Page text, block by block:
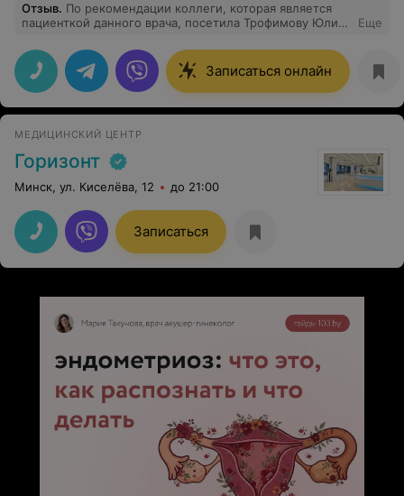
Отзыв. По рекомендации коллеги, которая является
пациенткой данного врача, посетила Трофимову Юлию
боялась- не нашли) Доктор тщательно осмотрела
кожу, и обратила внимание на те дефекты, которые я
списывала просто на недостаточный уход, хотя под
увеличением оказалось что не все так просто)
Безумно благодарна за осмотр и назначенное лечение,
Еще
Записаться онлайн
МЕДИЦИНСКИЙ ЦЕНТР
Горизонт
Минск, ул. Киселёва, 12 до 21:00
Записаться